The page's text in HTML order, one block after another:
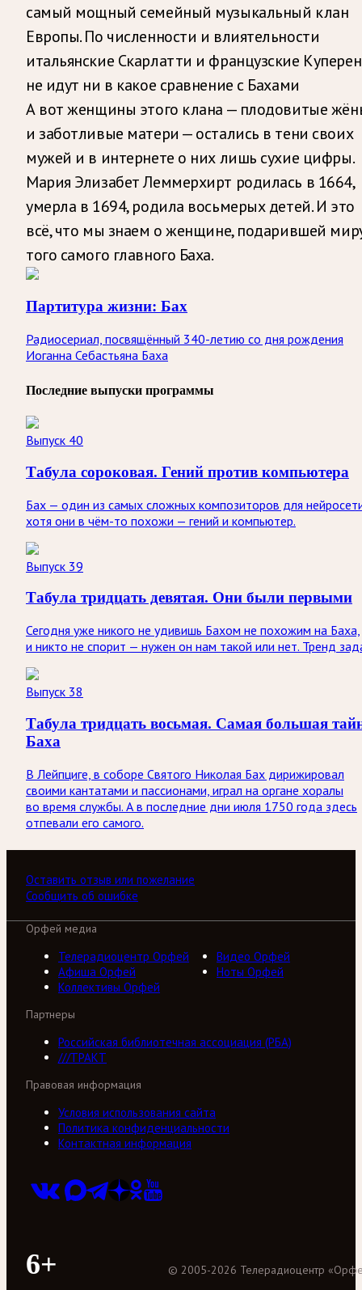
самый мощный семейный музыкальный клан
Европы. По численности и влиятельности
итальянские Скарлатти и французские
не идут ни в какое сравнение с Бахами
А вот женщины этого клана — плодовитые
и заботливые матери — остались в тени своих
мужей и в интернете о них лишь сухие цифры.
Мария Элизабет Леммерхирт родилась в 1664,
умерла в 1694, родила восьмерых детей. И это
всё, что мы знаем о женщине, подарившей
того самого главного Баха.
Партитура жизни: Бах
Радиосериал, посвящённый 340-летию со дня рождения
Иоганна Себастьяна Баха
Последние выпуски программы
Выпуск 40
Табула сороковая. Гений против компьютера
Бах — один из самых сложных композиторов для
хотя они в чём-то похожи — гений и компьютер.
Выпуск 39
Табула тридцать девятая. Они были первыми
Сегодня уже никого не удивишь Бахом не похожим на Баха,
и никто не спорит — нужен он нам такой или нет. Тренд
Выпуск 38
Табула тридцать восьмая. Самая большая
Баха
В Лейпциге, в соборе Святого Николая Бах дирижировал
своими кантатами и пассионами, играл на органе хоралы
во время службы. А в последние дни июля 1750 года здесь
отпевали его самого.
Оставить отзыв или пожелание
Сообщить об ошибке
Орфей медиа
Телерадиоцентр Орфей
Видео Орфей
Афиша Орфей
Ноты Орфей
Коллективы Орфей
Партнеры
Российская библиотечная ассоциация (РБА)
///ТРАКТ
Правовая информация
Условия использования сайта
Политика конфиденциальности
Контактная информация
6+ © 2005-2026 Телерадиоцентр